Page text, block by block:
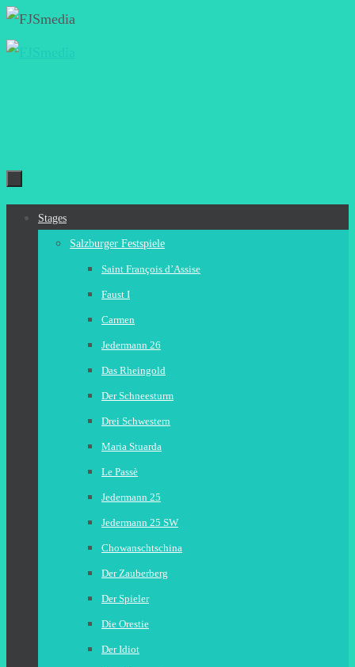
Zum
Inhalt
Zum
Stages
Salzburger Festspiele
Saint François d’Assise
Faust I
Carmen
Jedermann 26
Das Rheingold
Der Schneesturm
Drei Schwestern
Maria Stuarda
Le Passè
Jedermann 25
Jedermann 25 SW
Chowanschtschina
Der Zauberberg
Der Spieler
Die Orestie
Der Idiot